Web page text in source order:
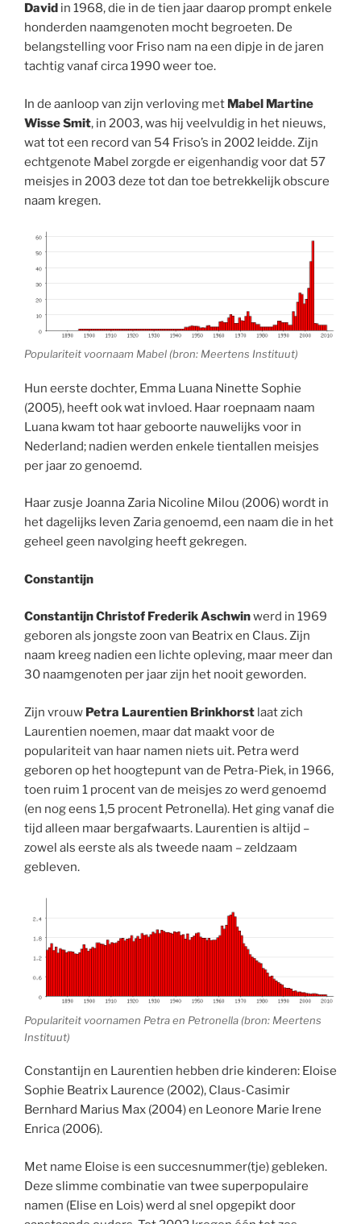
David in 1968, die in de tien jaar daarop prompt enkele
honderden naamgenoten mocht begroeten. De
belangstelling voor Friso nam na een dipje in de jaren
tachtig vanaf circa 1990 weer toe.
In de aanloop van zijn verloving met Mabel Martine
Wisse Smit, in 2003, was hij veelvuldig in het nieuws,
wat tot een record van 54 Friso’s in 2002 leidde. Zijn
echtgenote Mabel zorgde er eigenhandig voor dat 57
meisjes in 2003 deze tot dan toe betrekkelijk obscure
naam kregen.
Populariteit voornaam Mabel (bron: Meertens Instituut)
Hun eerste dochter, Emma Luana Ninette Sophie
(2005), heeft ook wat invloed. Haar roepnaam naam
Luana kwam tot haar geboorte nauwelijks voor in
Nederland; nadien werden enkele tientallen meisjes
per jaar zo genoemd.
Haar zusje Joanna Zaria Nicoline Milou (2006) wordt in
het dagelijks leven Zaria genoemd, een naam die in het
geheel geen navolging heeft gekregen.
Constantijn
Constantijn Christof Frederik Aschwinwerd in 1969
geboren als jongste zoon van Beatrix en Claus. Zijn
naam kreeg nadien een lichte opleving, maar meer dan
30 naamgenoten per jaar zijn het nooit geworden.
Zijn vrouw Petra Laurentien Brinkhorst laat zich
Laurentien noemen, maar dat maakt voor de
populariteit van haar namen niets uit. Petra werd
geboren op het hoogtepunt van de Petra-Piek, in 1966,
toen ruim 1 procent van de meisjes zo werd genoemd
(en nog eens 1,5 procent Petronella). Het ging vanaf die
tijd alleen maar bergafwaarts. Laurentien is altijd –
zowel als eerste als als tweede naam – zeldzaam
gebleven.
Populariteit voornamen Petra en Petronella (bron: Meertens
Instituut)
Constantijn en Laurentien hebben drie kinderen: Eloise
Sophie Beatrix Laurence (2002), Claus-Casimir
Bernhard Marius Max (2004) en Leonore Marie Irene
Enrica (2006).
Met name Eloise is een succesnummer(tje) gebleken.
Deze slimme combinatie van twee superpopulaire
namen (Elise en Lois) werd al snel opgepikt door